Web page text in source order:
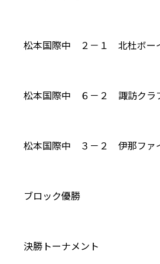
松本国際中 ２－１ 北杜ボー
松本国際中 ６－２ 諏訪クラ
松本国際中 ３－２ 伊那ファ
ブロック優勝
決勝トーナメント